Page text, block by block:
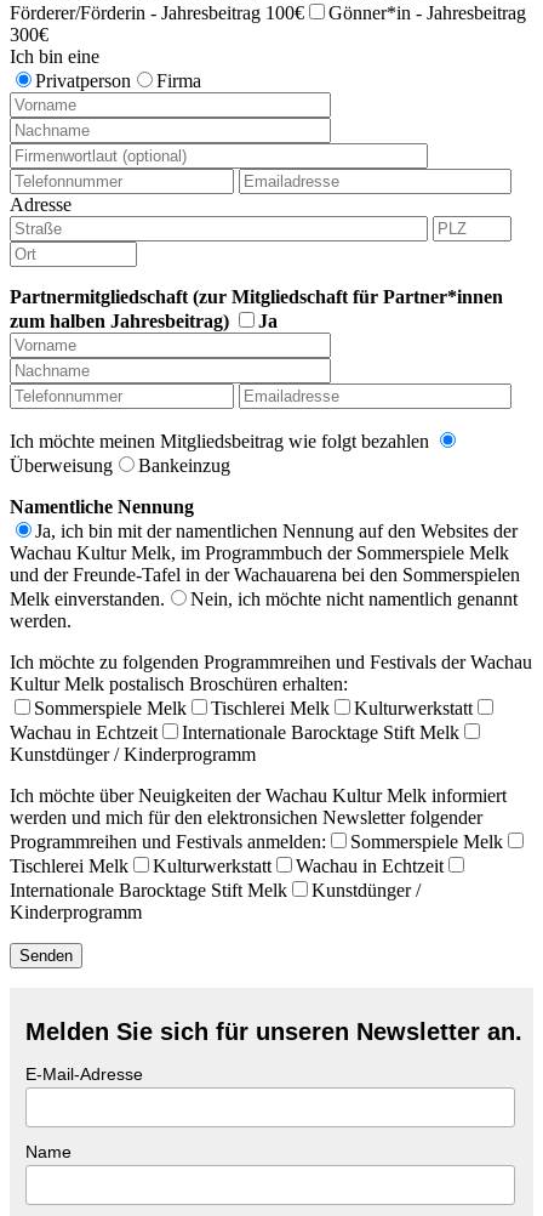
Förderer/Förderin - Jahresbeitrag 100€
Gönner*in - Jahresbeitrag
300€
Ich bin eine
Privatperson
Firma
Adresse
Partnermitgliedschaft (zur Mitgliedschaft für Partner*innen
zum halben Jahresbeitrag)
Ja
Ich möchte meinen Mitgliedsbeitrag wie folgt bezahlen
Überweisung
Bankeinzug
Namentliche Nennung
Ja, ich bin mit der namentlichen Nennung auf den Websites der
Wachau Kultur Melk, im Programmbuch der Sommerspiele Melk
und der Freunde-Tafel in der Wachauarena bei den Sommerspielen
Melk einverstanden.
Nein, ich möchte nicht namentlich genannt
werden.
Ich möchte zu folgenden Programmreihen und Festivals der Wachau
Kultur Melk postalisch Broschüren erhalten:
Sommerspiele Melk
Tischlerei Melk
Kulturwerkstatt
Wachau in Echtzeit
Internationale Barocktage Stift Melk
Kunstdünger / Kinderprogramm
Ich möchte über Neuigkeiten der Wachau Kultur Melk informiert
werden und mich für den elektronsichen Newsletter folgender
Programmreihen und Festivals anmelden:
Sommerspiele Melk
Tischlerei Melk
Kulturwerkstatt
Wachau in Echtzeit
Internationale Barocktage Stift Melk
Kunstdünger /
Kinderprogramm
Melden Sie sich für unseren Newsletter an.
E-Mail-Adresse
Name